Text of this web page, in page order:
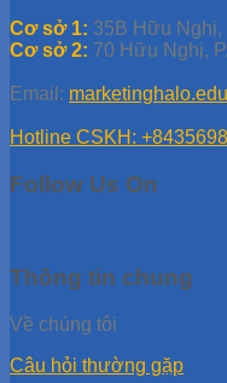
Cơ sở 1: 35B Hữu Nghị,
Cơ sở 2: 70 Hữu Nghị,
Email:
Hotline CSKH:
Follow Us On
Thông tin chung
Về chúng tôi
Câu hỏi thường gặp